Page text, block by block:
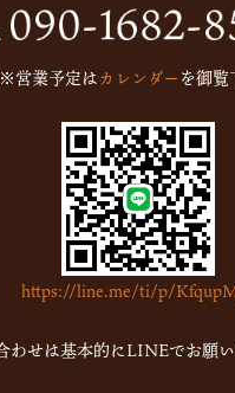
2024年10月(1)
2023年2月(4)
2023年1月(7)
2022年12月(15)
2022年11月(16)
2022年10月(6)
2022年9月(1)
※営業予定はカレンダーを御覧
https://line.me/ti/p/
わせは基本的にLINEでお願い